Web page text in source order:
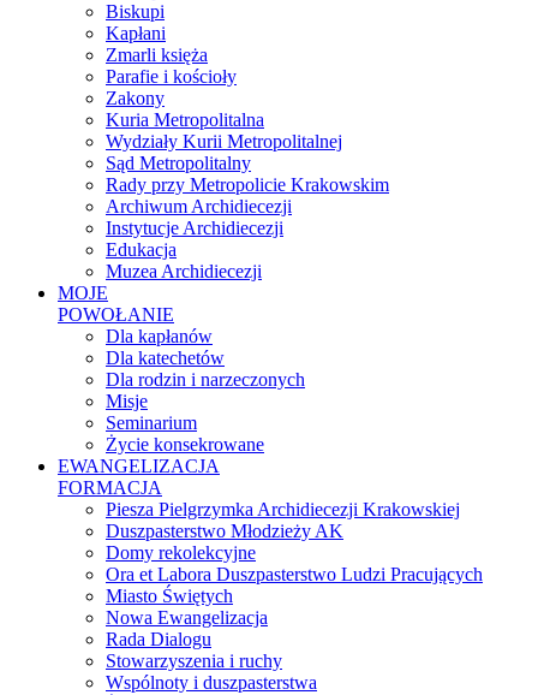
Biskupi
Kapłani
Zmarli księża
Parafie i kościoły
Zakony
Kuria Metropolitalna
Wydziały Kurii Metropolitalnej
Sąd Metropolitalny
Rady przy Metropolicie Krakowskim
Archiwum Archidiecezji
Instytucje Archidiecezji
Edukacja
Muzea Archidiecezji
MOJE
POWOŁANIE
Dla kapłanów
Dla katechetów
Dla rodzin i narzeczonych
Misje
Seminarium
Życie konsekrowane
EWANGELIZACJA
FORMACJA
Piesza Pielgrzymka Archidiecezji Krakowskiej
Duszpasterstwo Młodzieży AK
Domy rekolekcyjne
Ora et Labora Duszpasterstwo Ludzi Pracujących
Miasto Świętych
Nowa Ewangelizacja
Rada Dialogu
Stowarzyszenia i ruchy
Wspólnoty i duszpasterstwa